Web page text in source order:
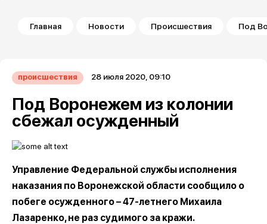
Строка навигации
Главная Новости Происшествия Под
происшествия 28 июля 2020, 09:10
Под Воронежем из колонии
сбежал осужденный
Управление Федеральной службы исполнения
наказания по Воронежской области сообщило о
побеге осужденного – 47-летнего Михаила
Лазаренко, не раз судимого за кражи.